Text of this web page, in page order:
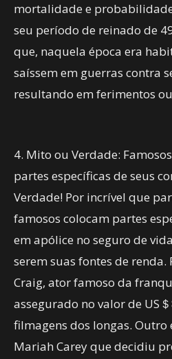
mortalidade e
seu período de reinado de
que, naquela época era
saíssem em guerras contra
resultando em ferimentos
4. Mito ou Verdade:
partes específicas de seus
Verdade! Por incrível que
famosos colocam partes
em apólice no seguro de
serem suas fontes de renda.
Craig, ator famoso da
assegurado no valor de US
filmagens dos longas. Outro
Mariah Carey que decidiu